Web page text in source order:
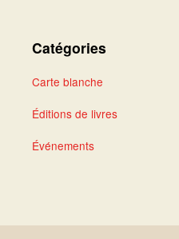
Catégories
Carte blanche
Éditions de livres
Événements